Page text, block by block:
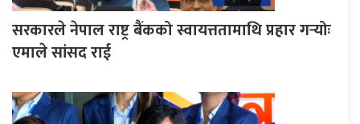
सरकारले नेपाल राष्ट्र बैंकको स्वायत्ततामाथि प्रहार गर्‍योः
एमाले सांसद राई